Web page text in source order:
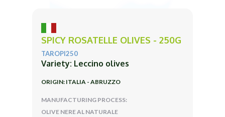
SPICY ROSATELLE OLIVES - 250G
TAROPI250
Variety: Leccino olives
ORIGIN: ITALIA - ABRUZZO
MANUFACTURING PROCESS:
OLIVE NERE AL NATURALE